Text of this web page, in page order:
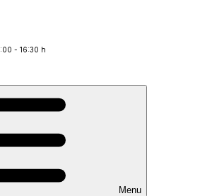
- 16:30 h
Menu